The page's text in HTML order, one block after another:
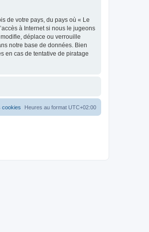
de votre pays, du pays où « Le
à Internet si nous le jugeons
déplace ou verrouille
notre base de données. Bien
en cas de tentative de piratage
Heures au format UTC+02:00
cookies